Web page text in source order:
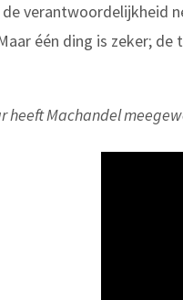
verantwoordelijkheid
één ding is zeker;
heeft Machandel